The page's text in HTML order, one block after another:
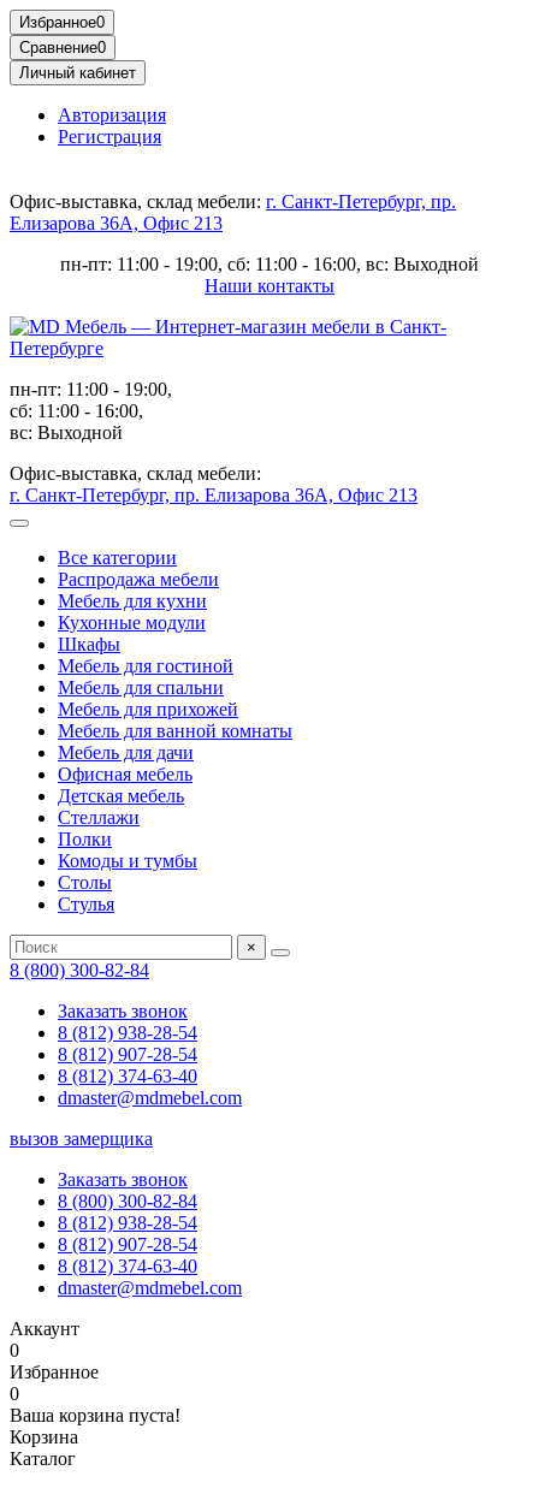
Избранное0
Сравнение0
Личный кабинет
Авторизация
Регистрация
Офис-выставка, склад мебели: г. Санкт-Петербург, пр.
Елизарова 36А, Офис 213
пн-пт: 11:00 - 19:00, сб: 11:00 - 16:00, вс: Выходной
Наши контакты
пн-пт: 11:00 - 19:00,
сб: 11:00 - 16:00,
вс: Выходной
Офис-выставка, склад мебели:
г. Санкт-Петербург, пр. Елизарова 36А, Офис 213
Все категории
Распродажа мебели
Мебель для кухни
Кухонные модули
Шкафы
Мебель для гостиной
Мебель для спальни
Мебель для прихожей
Мебель для ванной комнаты
Мебель для дачи
Офисная мебель
Детская мебель
Стеллажи
Полки
Комоды и тумбы
Столы
Стулья
×
8 (800) 300-82-84
Заказать звонок
8 (812) 938-28-54
8 (812) 907-28-54
8 (812) 374-63-40
dmaster@mdmebel.com
вызов замерщика
Заказать звонок
8 (800) 300-82-84
8 (812) 938-28-54
8 (812) 907-28-54
8 (812) 374-63-40
dmaster@mdmebel.com
Аккаунт
0
Избранное
0
Ваша корзина пуста!
Корзина
Каталог